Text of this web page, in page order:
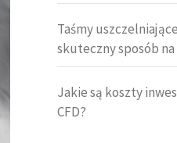
Taśmy
skuteczny sposób
Jakie są koszty
CFD?